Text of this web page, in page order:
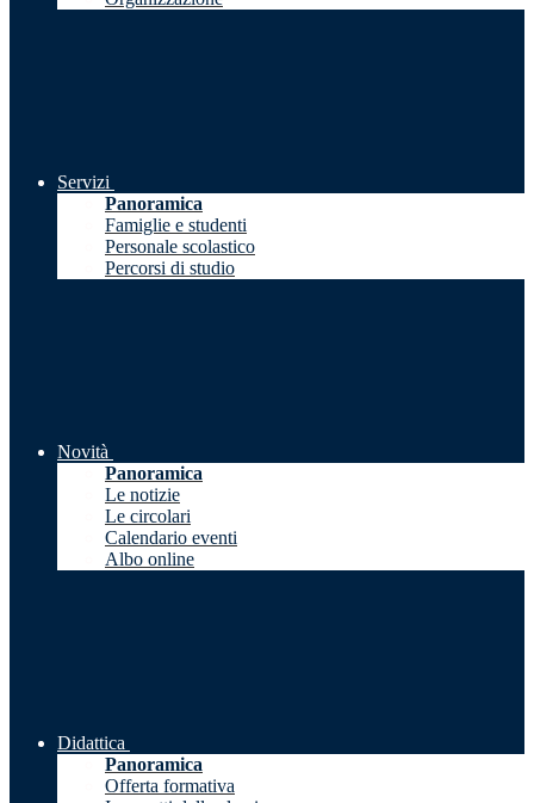
Servizi
Panoramica
Famiglie e studenti
Personale scolastico
Percorsi di studio
Novità
Panoramica
Le notizie
Le circolari
Calendario eventi
Albo online
Didattica
Panoramica
Offerta formativa